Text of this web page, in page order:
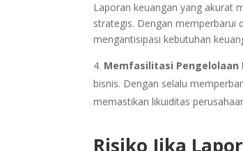
Laporan keuangan yang akurat
strategis. Dengan memperbarui
mengantisipasi kebutuhan
Memfasilitasi Pengelolaan
bisnis. Dengan selalu
memastikan likuiditas
Risiko Jika